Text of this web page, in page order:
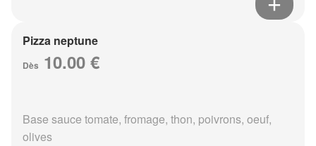
Pizza neptune
Dès 10.00 €
Base sauce tomate, fromage, thon, poivrons, oeuf,
olives